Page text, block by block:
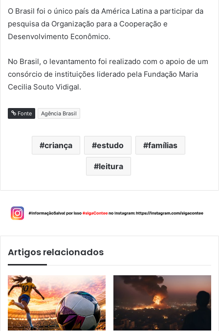
O Brasil foi o único país da América Latina a participar da
pesquisa da Organização para a Cooperação e
Desenvolvimento Econômico.
No Brasil, o levantamento foi realizado com o apoio de um
consórcio de instituições liderado pela Fundação Maria
Cecilia Souto Vidigal.
Fonte Agência Brasil
criança estudo famílias
leitura
Artigos relacionados